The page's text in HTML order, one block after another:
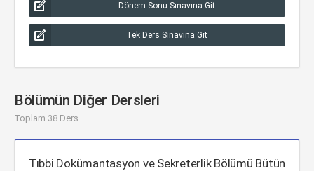
Dönem Sonu Sınavına Git
Tek Ders Sınavına Git
Bölümün Diğer Dersleri
Toplam 38 Ders
Tıbbi Dokümantasyon ve Sekreterlik Bölümü Bütün